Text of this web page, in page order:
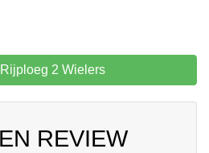
2 Wielers
REVIEW